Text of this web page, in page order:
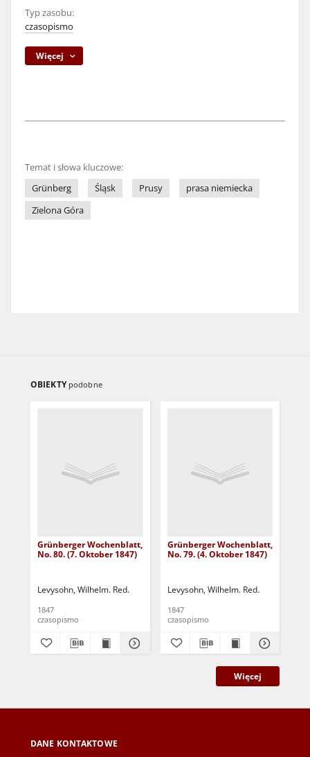
Typ zasobu:
czasopismo
Więcej
Temat i słowa kluczowe:
Grünberg
Śląsk Prusy
prasa niemiecka
Zielona Góra
OBIEKTY podobne
Grünberger Wochenblatt,
No. 80. (7. Oktober 1847)
Levysohn, Wilhelm. Red.
1847
czasopismo
Grünberger Wochenblatt,
No. 79. (4. Oktober 1847)
Levysohn, Wilhelm. Red.
1847
czasopismo
Więcej
DANE KONTAKTOWE